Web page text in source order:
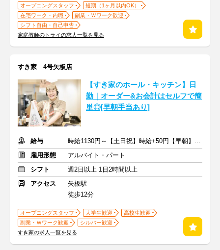
オープニングスタッフ
短期（1ヶ月以内OK）
在宅ワーク・内職
副業・Ｗワーク歓迎
シフト自由・自己申告
家庭教師のトライの求人一覧を見る
すき家 4号矢板店
【すき家のホール・キッチン】日
勤｜オーダー&お会計はセルフで簡
単◎[早朝手当あり]
給与
時給1130円～【土日祝】時給+50円【早朝】時給+150円
雇用形態
アルバイト・パート
シフト
週2日以上 1日2時間以上
アクセス
矢板駅
徒歩12分
オープニングスタッフ 大学生歓迎
高校生歓迎
副業・Ｗワーク歓迎
シルバー歓迎
すき家の求人一覧を見る